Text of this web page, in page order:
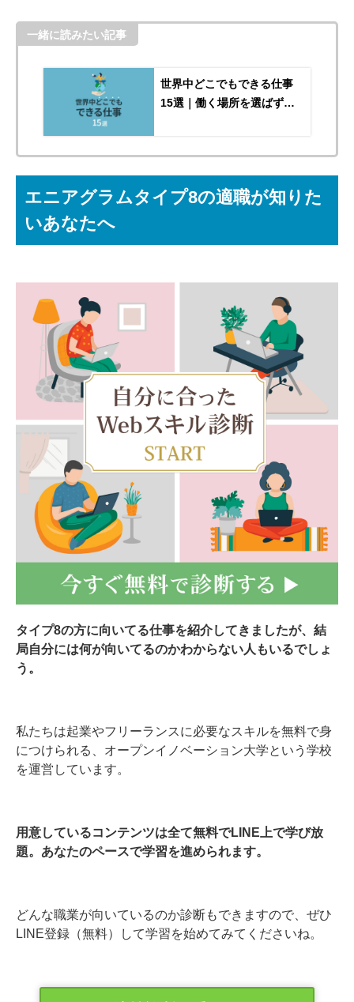
一緒に読みたい記事
世界中どこでもできる仕事
15選｜働く場所を選ばず自
エニアグラムタイプ8の適職が知りた
いあなたへ
タイプ8の方に向いてる仕事を紹介してきましたが、結
局自分には何が向いてるのかわからない人もいるでしょ
う。
私たちは起業やフリーランスに必要なスキルを無料で身
につけられる、オープンイノベーション大学という学校
を運営しています。
用意しているコンテンツは全て無料でLINE上で学び放
題。あなたのペースで学習を進められます。
どんな職業が向いているのか診断もできますので、ぜひ
LINE登録（無料）して学習を始めてみてくださいね。